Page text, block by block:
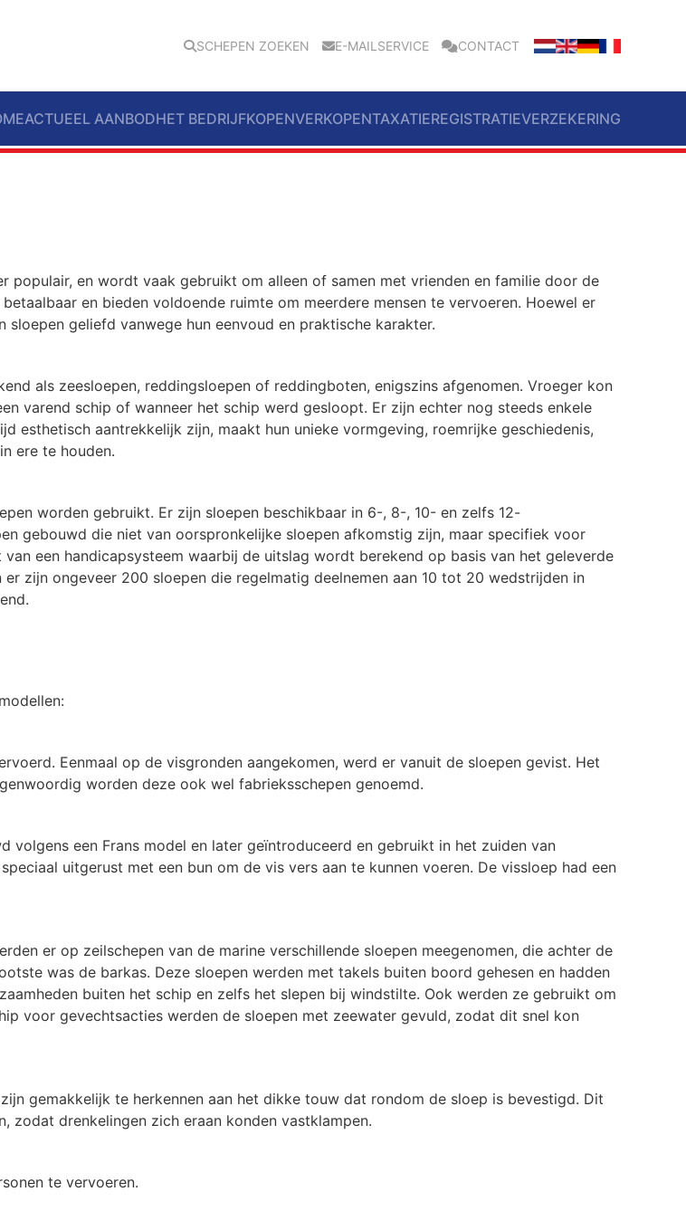
SCHEPEN ZOEKEN E-MAILSERVICE CONTACT
ACTUEEL AANBODHET BEDRIJFKOPENVERKOPENTAXATIEREGISTRATIEVERZEKERING
populair, en wordt vaak gebruikt om alleen of samen met vrienden en familie door de
en bieden voldoende ruimte om meerdere mensen te vervoeren. Hoewel er
geliefd vanwege hun eenvoud en praktische karakter.
als zeesloepen, reddingsloepen of reddingboten, enigszins afgenomen. Vroeger kon
varend schip of wanneer het schip werd gesloopt. Er zijn echter nog steeds enkele
esthetisch aantrekkelijk zijn, maakt hun unieke vormgeving, roemrijke geschiedenis,
ere te houden.
worden gebruikt. Er zijn sloepen beschikbaar in 6-, 8-, 10- en zelfs 12-
gebouwd die niet van oorspronkelijke sloepen afkomstig zijn, maar specifiek voor
een handicapsysteem waarbij de uitslag wordt berekend op basis van het geleverde
zijn ongeveer 200 sloepen die regelmatig deelnemen aan 10 tot 20 wedstrijden in
Eenmaal op de visgronden aangekomen, werd er vanuit de sloepen gevist. Het
worden deze ook wel fabrieksschepen genoemd.
volgens een Frans model en later geïntroduceerd en gebruikt in het zuiden van
uitgerust met een bun om de vis vers aan te kunnen voeren. De vissloep had een
er op zeilschepen van de marine verschillende sloepen meegenomen, die achter de
was de barkas. Deze sloepen werden met takels buiten boord gehesen en hadden
buiten het schip en zelfs het slepen bij windstilte. Ook werden ze gebruikt om
voor gevechtsacties werden de sloepen met zeewater gevuld, zodat dit snel kon
gemakkelijk te herkennen aan het dikke touw dat rondom de sloep is bevestigd. Dit
drenkelingen zich eraan konden vastklampen.
te vervoeren.